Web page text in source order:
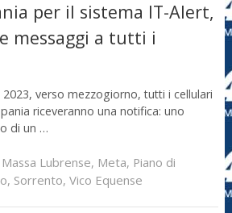
per il sistema IT-Alert,
messaggi a tutti i
verso mezzogiorno, tutti i cellulari
riceveranno una notifica: uno
di un …
Massa Lubrense, Meta, Piano di
, Sorrento, Vico Equense